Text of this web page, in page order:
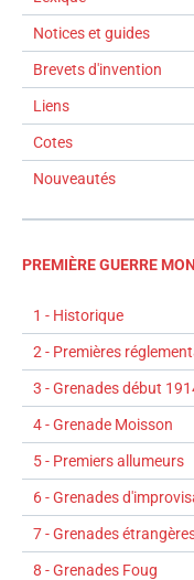
Notices et guides
Brevets d'invention
Liens
Cotes
Nouveautés
PREMIÈRE GUERRE
1 - Historique
2 - Premières
3 - Grenades début
4 - Grenade Moisson
5 - Premiers allumeurs
6 - Grenades
7 - Grenades
8 - Grenades Foug